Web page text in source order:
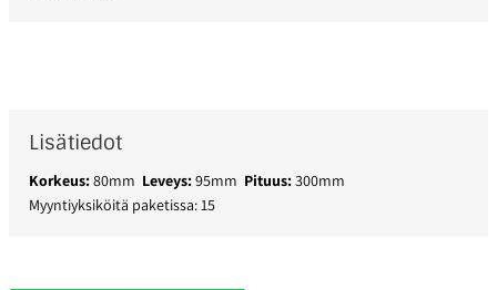
Lisätiedot
Korkeus:80mm Leveys:95mm Pituus:300mm
Myyntiyksiköitä paketissa: 15